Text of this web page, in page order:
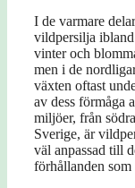
I de varmare
vildpersilja
vinter och
men i de
växten oftast
av dess förmåga
miljöer, från
Sverige, är
väl anpassad till
förhållanden